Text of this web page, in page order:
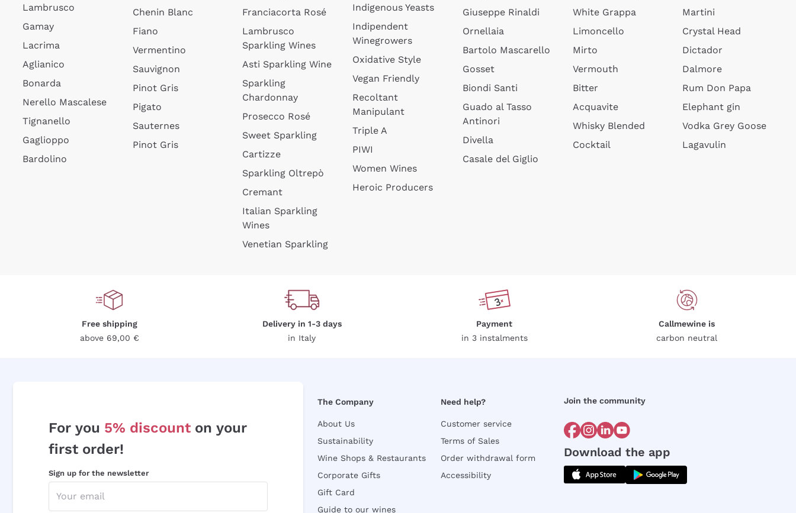
Lambrusco
Gamay
Lacrima
Aglianico
Bonarda
Nerello Mascalese
Tignanello
Gaglioppo
Bardolino
Chenin Blanc
Fiano
Vermentino
Sauvignon
Pinot Gris
Pigato
Sauternes
Pinot Gris
Franciacorta Rosé
Lambrusco
Sparkling Wines
Asti Sparkling Wine
Sparkling
Chardonnay
Prosecco Rosé
Sweet Sparkling
Cartizze
Sparkling Oltrepò
Cremant
Italian Sparkling
Wines
Venetian Sparkling
Indigenous Yeasts
Indipendent
Winegrowers
Oxidative Style
Vegan Friendly
Recoltant
Manipulant
Triple A
PIWI
Women Wines
Heroic Producers
Giuseppe Rinaldi
Ornellaia
Bartolo Mascarello
Gosset
Biondi Santi
Guado al Tasso
Antinori
Divella
Casale del Giglio
White Grappa
Limoncello
Mirto
Vermouth
Bitter
Acquavite
Whisky Blended
Cocktail
Martini
Crystal Head
Dictador
Dalmore
Rum Don Papa
Elephant gin
Vodka Grey Goose
Lagavulin
Free shipping
above 69,00 €
Delivery in 1-3 days
in Italy
Payment
in 3 instalments
Callmewine is
carbon neutral
For you 5% discount on your
first order!
Sign up for the newsletter
The Company
About Us
Sustainability
Wine Shops & Restaurants
Corporate Gifts
Gift Card
Guide to our wines
Need help?
Customer service
Terms of Sales
Order withdrawal form
Accessibility
Join the community
Download the app